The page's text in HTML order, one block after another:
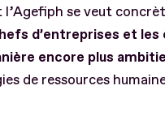
se veut
d’entreprises et
encore plus
de ressources